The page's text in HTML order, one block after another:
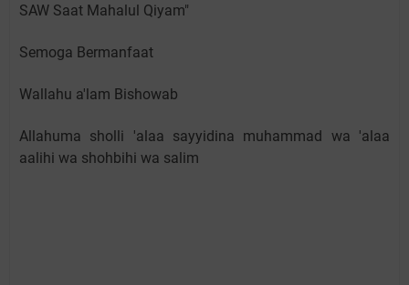
SAW Saat Mahalul Qiyam"
Semoga Bermanfaat
Wallahu a'lam Bishowab
Allahuma sholli 'alaa sayyidina muhammad wa 'alaa
aalihi wa shohbihi wa salim